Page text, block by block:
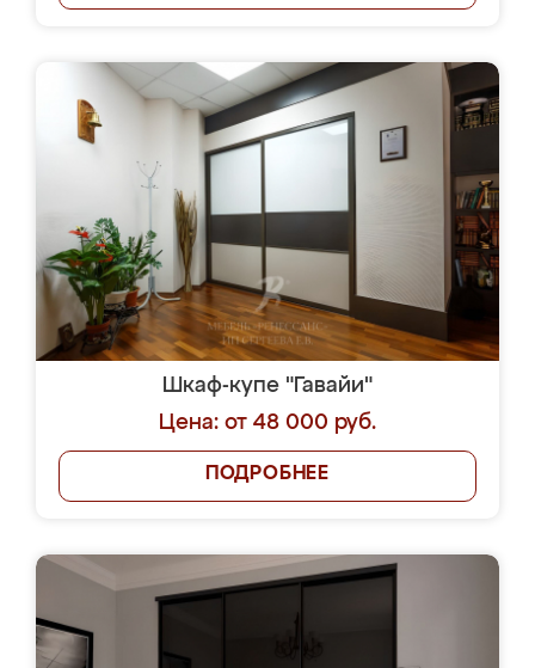
Шкаф-купе "Гавайи"
Цена: от 48 000 руб.
ПОДРОБНЕЕ